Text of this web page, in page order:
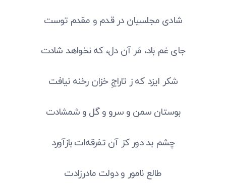
شادی مجلسیان در قدم و مقدم توست
جای غم باد، مَر آن دل، که نخواهد شادت
شکر ایزد که ز تاراجِ خزان رخنه نیافت
بوستان سمن و سرو و گل و شمشادت
چشم بد دور کز آن تفرقه‌ات بازآورد
طالع نامور و دولت مادرزادت